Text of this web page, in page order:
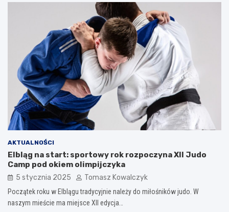
AKTUALNOŚCI
Elbląg na start: sportowy rok rozpoczyna XII Judo
Camp pod okiem olimpijczyka
5 stycznia 2025 Tomasz Kowalczyk
Początek roku w Elblągu tradycyjnie należy do miłośników judo. W
naszym mieście ma miejsce XII edycja…